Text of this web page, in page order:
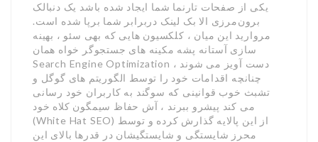
یکی از صفحات تارنما شما ایجاد شده باشد یک دنبالک
برون‌مرزی الا بک لینک دربرابر شما برپا شده است.
مروارید این میان ، کلکسیون هایی که بهی سئو ، بهینه
سازی آستانه پشه مکینه های جستجوگر خواه همان
Search Engine Optimization دست آویز می شوند ،
چنانچه اقدامات خود را توسط الگوریتم های گوگل و
تشبث خوب قوانینی که سوگند به کاربران خود رسانی
می کند پیشرو ببرند ، آش حفاظ سیمگون کلاه خود
(White Hat SEO) از این پالایه گذارش کرده و توسط
محرز شایستگی و شایستگیشان در قدرها بالای این